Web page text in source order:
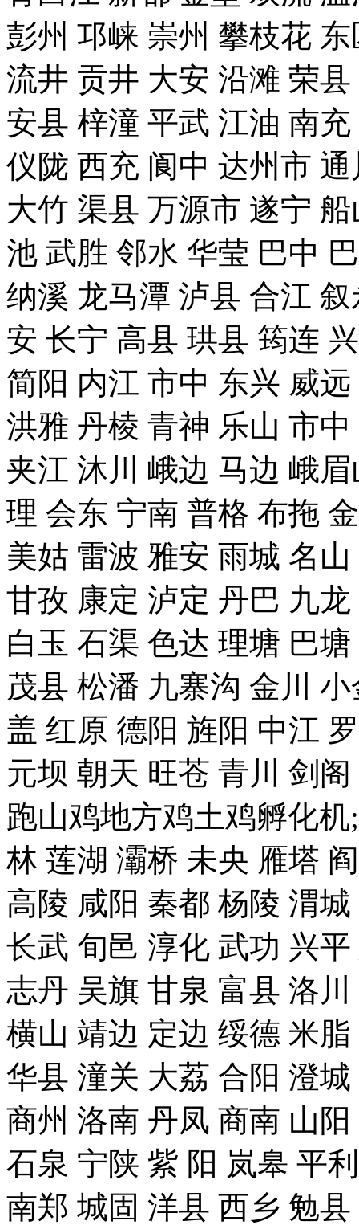
彭州 邛崃 崇州 攀枝花
流井 贡井 大安 沿滩 荣
安县 梓潼 平武 江油 南
仪陇 西充 阆中 达州市
大竹 渠县 万源市 遂宁
池 武胜 邻水 华莹 巴中
纳溪 龙马潭 泸县 合江
安 长宁 高县 珙县 筠连
简阳 内江 市中 东兴 威
洪雅 丹棱 青神 乐山 市
夹江 沐川 峨边 马边 峨
理 会东 宁南 普格 布拖
美姑 雷波 雅安 雨城 名
甘孜 康定 泸定 丹巴 九
白玉 石渠 色达 理塘 巴
茂县 松潘 九寨沟 金川
盖 红原 德阳 旌阳 中江
元坝 朝天 旺苍 青川 剑
跑山鸡地方鸡土鸡孵化机
林 莲湖 灞桥 未央 雁塔
高陵 咸阳 秦都 杨陵 渭
长武 旬邑 淳化 武功 兴
志丹 吴旗 甘泉 富县 洛
横山 靖边 定边 绥德 米
华县 潼关 大荔 合阳 澄
商州 洛南 丹凤 商南 山
石泉 宁陕 紫 阳 岚皋 平
南郑 城固 洋县 西乡 勉